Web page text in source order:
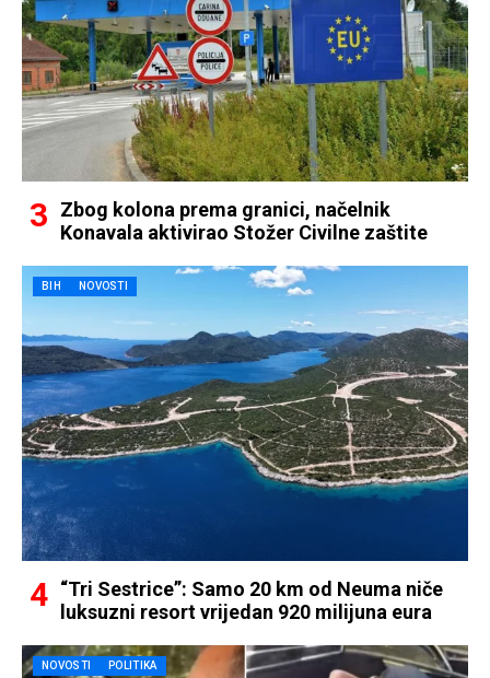
Zbog kolona prema granici, načelnik
Konavala aktivirao Stožer Civilne zaštite
BIH NOVOSTI
“Tri Sestrice”: Samo 20 km od Neuma niče
luksuzni resort vrijedan 920 milijuna eura
NOVOSTI POLITIKA